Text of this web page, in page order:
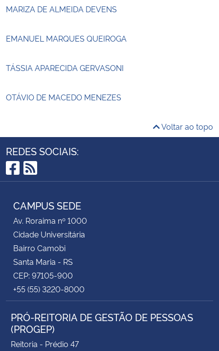
Planalto
MARIZA DE ALMEIDA DEVENS
EMANUEL MARQUES QUEIROGA
TÁSSIA APARECIDA GERVASONI
OTÁVIO DE MACEDO MENEZES
Voltar ao topo
REDES SOCIAIS:
Facebook
RSS
CAMPUS SEDE
Av. Roraima nº 1000
Cidade Universitária
Bairro Camobi
Santa Maria - RS
CEP: 97105-900
+55 (55) 3220-8000
PRÓ-REITORIA DE GESTÃO DE PESSOAS
(PROGEP)
Reitoria - Prédio 47